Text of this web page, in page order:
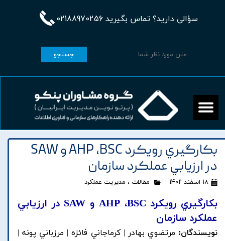
سؤالی دارید؟ تماس بگیرید 02188970256
جستجو
بکارگيري رويکرد AHP ،BSC و SAW
در ارزيابي عملکرد سازمان
۱۸ اسفند ۱۴۰۲ مقالات ، مدیریت عملکرد
بکارگيري رويکرد AHP ،BSC و SAW در ارزيابي
عملکرد سازمان
نویسندگان: مرتضوي بهادر | کرماجاني فائزه | مرزباني پونه |